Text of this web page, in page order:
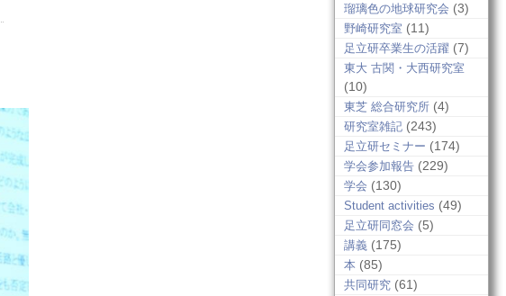
瑠璃色の地球研究会 (3)
野崎研究室 (11)
足立研卒業生の活躍 (7)
東大 古関・大西研究室
(10)
東芝 総合研究所 (4)
研究室雑記 (243)
足立研セミナー (174)
学会参加報告 (229)
学会 (130)
Student activities (49)
足立研同窓会 (5)
講義 (175)
本 (85)
共同研究 (61)